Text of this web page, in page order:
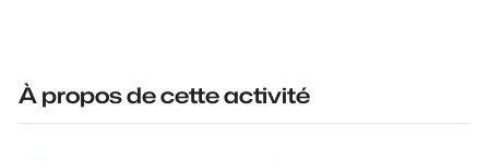
À propos de cette activité